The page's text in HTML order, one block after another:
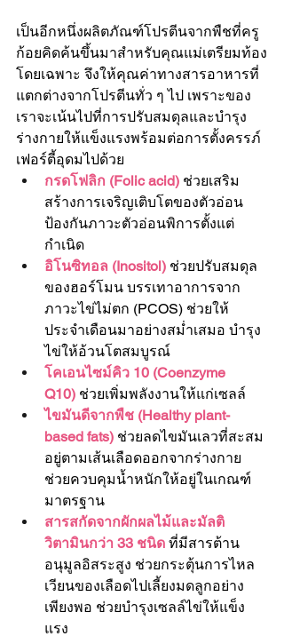
เป็นอีกหนึ่งผลิตภัณฑ์โปรตีนจากพืชที่ครู
ก้อยคิดค้นขึ้นมาสำหรับคุณแม่เตรียมท้อง
โดยเฉพาะ จึงให้คุณค่าทางสารอาหารที่
แตกต่างจากโปรตีนทั่ว ๆ ไป เพราะของ
เราจะเน้นไปที่การปรับสมดุลและบำรุง
ร่างกายให้แข็งแรงพร้อมต่อการตั้งครรภ์
เฟอร์ตี้อุดมไปด้วย
กรดโฟลิก (Folic acid) ช่วยเสริม
สร้างการเจริญเติบโตของตัวอ่อน
ป้องกันภาวะตัวอ่อนพิการตั้งแต่
กำเนิด
อิโนซิทอล (Inositol) ช่วยปรับสมดุล
ของฮอร์โมน บรรเทาอาการจาก
ภาวะไข่ไม่ตก (PCOS) ช่วยให้
ประจำเดือนมาอย่างสม่ำเสมอ บำรุง
ไข่ให้อ้วนโตสมบูรณ์
โคเอนไซม์คิว 10 (Coenzyme
Q10) ช่วยเพิ่มพลังงานให้แก่เซลล์
ไขมันดีจากพืช (Healthy plant-
based fats) ช่วยลดไขมันเลวที่สะสม
อยู่ตามเส้นเลือดออกจากร่างกาย
ช่วยควบคุมน้ำหนักให้อยู่ในเกณฑ์
มาตรฐาน
สารสกัดจากผักผลไม้และมัลติ
วิตามินกว่า 33 ชนิด ที่มีสารต้าน
อนุมูลอิสระสูง ช่วยกระตุ้นการไหล
เวียนของเลือดไปเลี้ยงมดลูกอย่าง
เพียงพอ ช่วยบำรุงเซลล์ไข่ให้แข็ง
แรง